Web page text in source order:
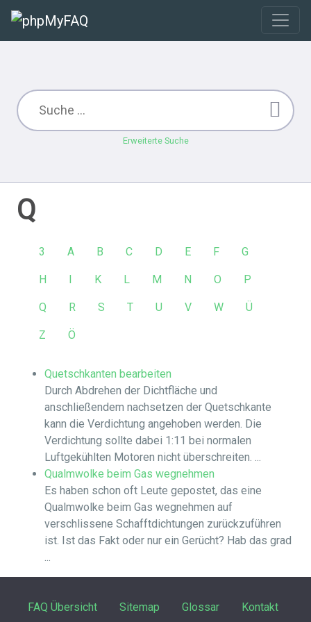
Erweiterte Suche
Q
3 A B C D E F G
H I K L M N O P
Q R S T U V W Ü
Z Ö
Quetschkanten bearbeiten
Durch Abdrehen der Dichtfläche und
anschließendem nachsetzen der Quetschkante
kann die Verdichtung angehoben werden. Die
Verdichtung sollte dabei 1:11 bei normalen
Luftgekühlten Motoren nicht überschreiten. ...
Qualmwolke beim Gas wegnehmen
Es haben schon oft Leute gepostet, das eine
Qualmwolke beim Gas wegnehmen auf
verschlissene Schafftdichtungen zurückzuführen
ist. Ist das Fakt oder nur ein Gerücht? Hab das grad
FAQ Übersicht Sitemap Glossar Kontakt